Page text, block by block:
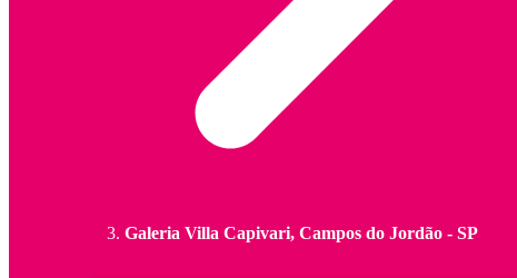
Galeria Villa Capivari, Campos do Jordão - SP